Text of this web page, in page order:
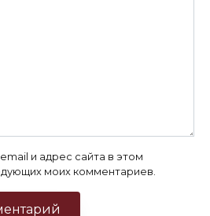
и адрес сайта в этом
моих комментариев.